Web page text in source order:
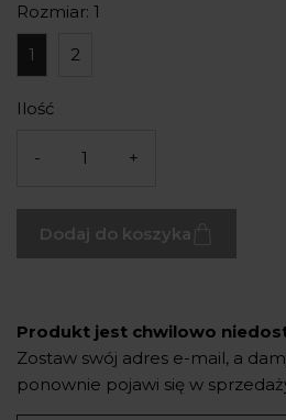
Rozmiar: 1
1 2
Ilość
- +
Dodaj do koszyka
Produkt jest chwilowo
Zostaw swój adres e-mail, a
ponownie pojawi się w